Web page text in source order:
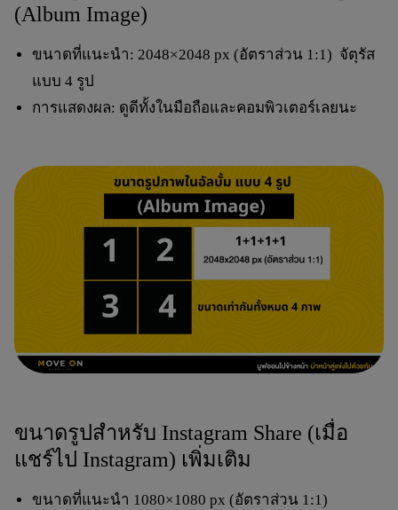
(Album Image)
ขนาดที่แนะนำ: 2048×2048 px (อัตราส่วน 1:1) จัตุรัส
แบบ 4 รูป
การแสดงผล: ดูดีทั้งในมือถือและคอมพิวเตอร์เลยนะ
ขนาดรูปสำหรับ Instagram Share (เมื่อ
แชร์ไป Instagram) เพิ่มเติม
ขนาดที่แนะนำ 1080×1080 px (อัตราส่วน 1:1)